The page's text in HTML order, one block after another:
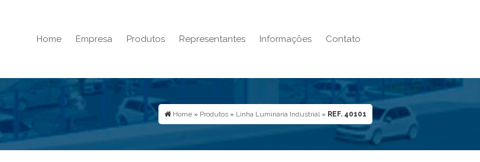
Home Empresa Produtos Representantes Informações Contato
Home » Produtos » Linha Luminária Industrial » REF. 40101